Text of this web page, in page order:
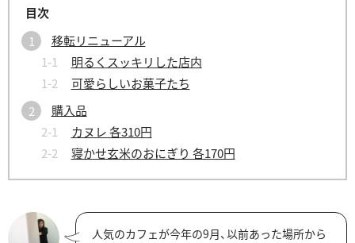
移転リニューアル
明るくスッキリした店内
可愛らしいお菓子たち
購入品
カヌレ 各310円
寝かせ玄米のおにぎり 各170円
人気のカフェが今年の9月、以前あった場所から